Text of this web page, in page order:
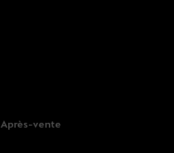
Après-vente